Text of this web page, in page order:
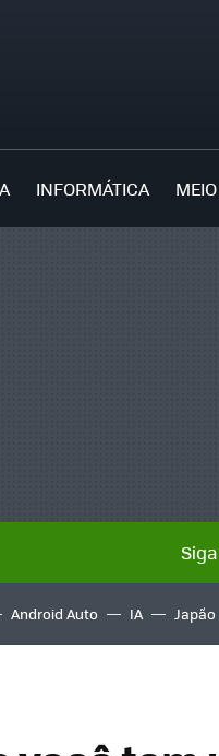
INFORMÁTICA
Android Auto IA Japão